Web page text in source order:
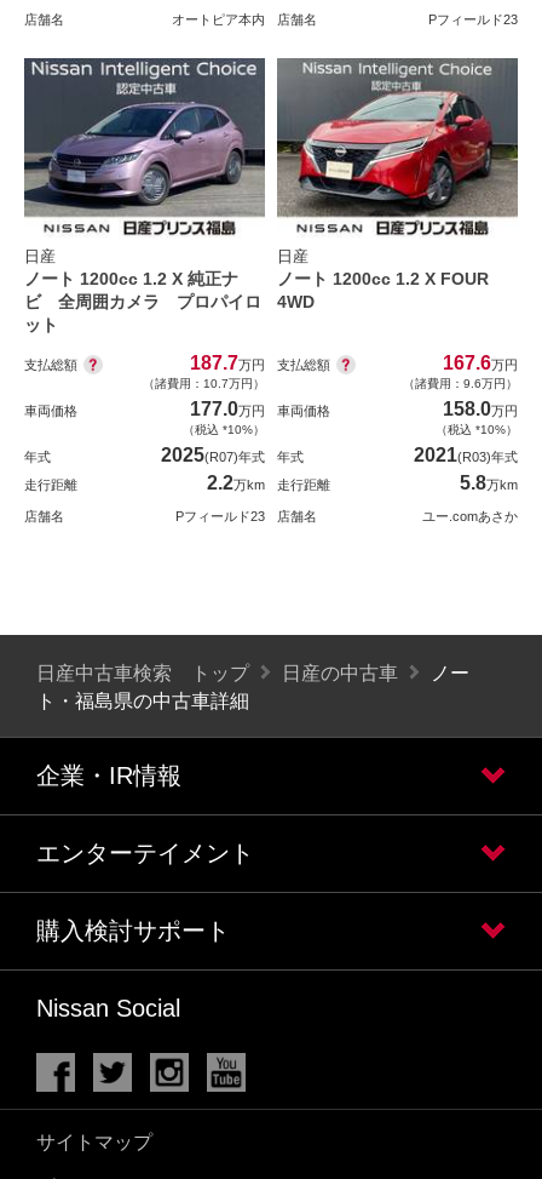
店舗名 オートピア本内 店舗名 Pフィールド23
日産
ノート 1200cc 1.2 X 純正ナ
ビ 全周囲カメラ プロパイロ
ット
支払総額 187.7万円
（諸費用：10.7万円）
車両価格 177.0万円
（税込 *10%）
年式 2025(R07)年式
走行距離
2.2万km
店舗名 Pフィールド23
日産
ノート 1200cc 1.2 X FOUR
4WD
支払総額 167.6万円
（諸費用：9.6万円）
車両価格 158.0万円
（税込 *10%）
年式 2021(R03)年式
走行距離
5.8万km
店舗名 ユー.comあさか
日産中古車検索 トップ 日産の中古車
ノー
ト・福島県の中古車詳細
企業・IR情報
エンターテイメント
購入検討サポート
Nissan Social
サイトマップ